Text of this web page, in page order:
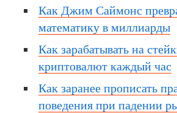
Как Джим Саймонс
математику в миллиарды
Как зарабатывать на
криптовалют каждый час
Как заранее прописать
поведения при падении